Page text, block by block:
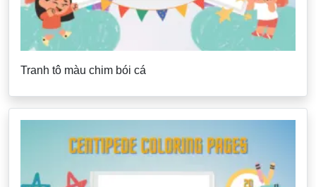
Tranh tô màu chim bói cá